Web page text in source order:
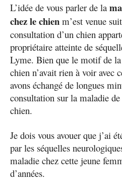
L’idée de vous parler de la
chez le chien m’est venue
consultation d’un chien
propriétaire atteinte de
Lyme. Bien que le motif de
chien n’avait rien à voir avec
avons échangé de longues
consultation sur la maladie
chien.
Je dois vous avouer que j’ai
par les séquelles
maladie chez cette jeune
d’années.